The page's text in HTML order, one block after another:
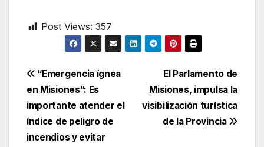
Post Views: 357
Navegación
de
entradas
El Parlamento de
Misiones, impulsa la
visibilización turística
de la Provincia
“Emergencia ígnea
en Misiones”: Es
importante atender el
índice de peligro de
incendios y evitar